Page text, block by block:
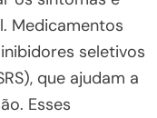
Medicamentos
seletivos
que ajudam a
Esses